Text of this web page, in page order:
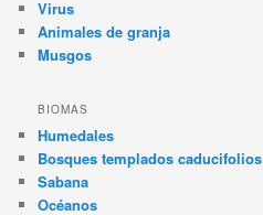
Virus
Animales de granja
Musgos
BIOMAS
Humedales
Bosques templados caducifolios
Sabana
Océanos